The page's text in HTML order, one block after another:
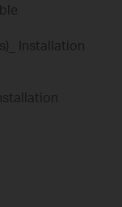
Installation